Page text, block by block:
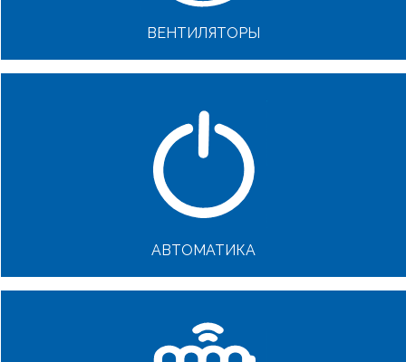
ВЕНТИЛЯТОРЫ
АВТОМАТИКА